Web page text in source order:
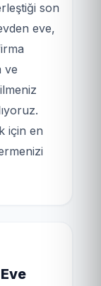
son
eve,
ve
için en